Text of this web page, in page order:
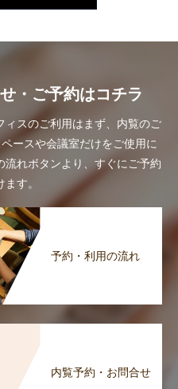
・ご予約はコチラ
ィスのご利用はまず、内覧のご
ースや会議室だけをご使用に
れボタンより、すぐにご予約
す。
予約・利用の流れ
内覧予約・お問合せ